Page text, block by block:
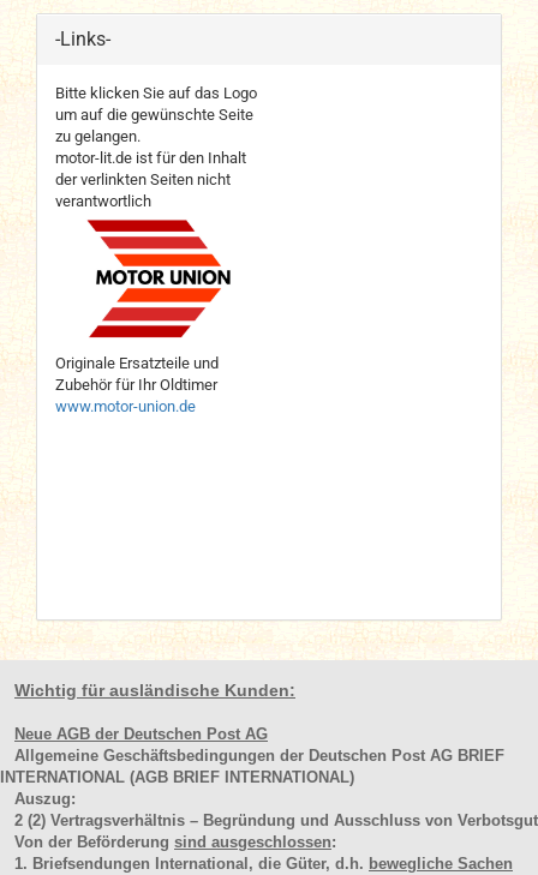
-Links-
Bitte klicken Sie auf das Logo
um auf die gewünschte Seite
zu gelangen.
motor-lit.de ist für den Inhalt
der verlinkten Seiten nicht
verantwortlich
Originale Ersatzteile und
Zubehör für Ihr Oldtimer
www.motor-union.de
Wichtig für ausländische Kunden:
Neue AGB der Deutschen Post AG
Allgemeine Geschäftsbedingungen der Deutschen Post AG BRIEF
INTERNATIONAL (AGB BRIEF INTERNATIONAL)
Auszug:
2 (2) Vertragsverhältnis – Begründung und Ausschluss von Verbotsgut
Von der Beförderung sind ausgeschlossen:
1. Briefsendungen International, die Güter, d.h. bewegliche Sachen